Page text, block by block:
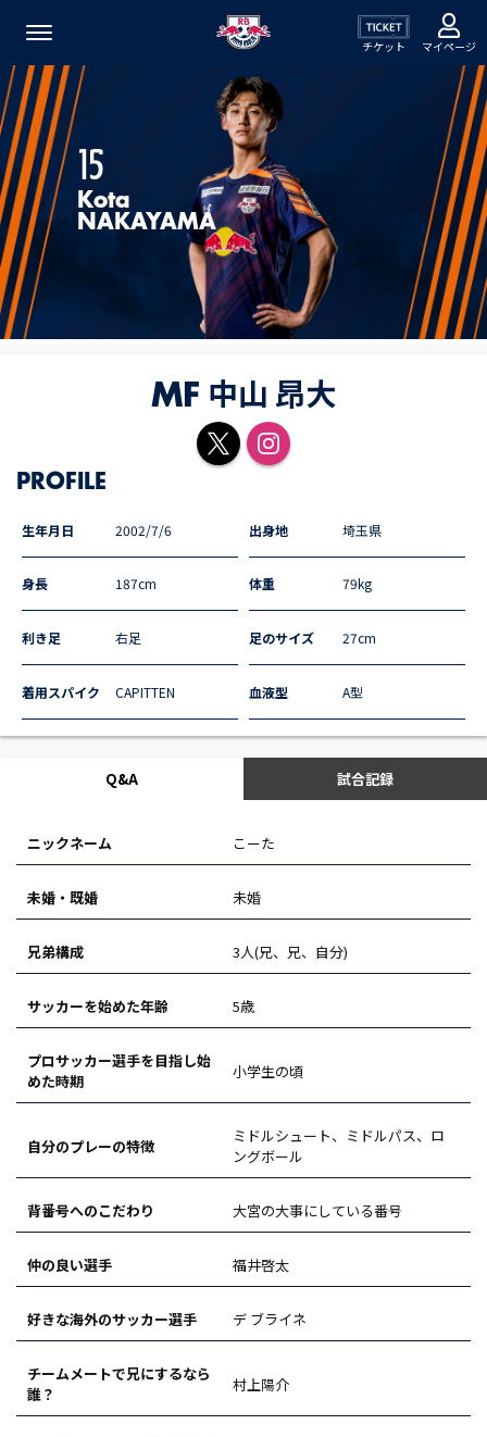
チケット マイページ
15
Kota
NAKAYAMA
MF 中山 昂大
PROFILE
生年月日 2002/7/6 出身地 埼玉県
身長 187cm 体重 79kg
利き足 右足 足のサイズ 27cm
着用スパイク CAPITTEN 血液型 A型
Q&A 試合記録
ニックネーム こーた
未婚・既婚 未婚
兄弟構成 3人(兄、兄、自分)
サッカーを始めた年齢 5歳
プロサッカー選手を目指し始
めた時期
小学生の頃
自分のプレーの特徴
ミドルシュート、ミドルパス、ロ
ングボール
背番号へのこだわり 大宮の大事にしている番号
仲の良い選手 福井啓太
好きな海外のサッカー選手 デ ブライネ
チームメートで兄にするなら
誰？
村上陽介